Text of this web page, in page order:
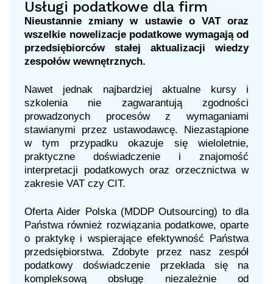
Usługi podatkowe dla firm
Nieustannie zmiany w ustawie o VAT oraz
wszelkie nowelizacje podatkowe wymagają od
przedsiębiorców stałej aktualizacji wiedzy
zespołów wewnętrznych.
Nawet jednak najbardziej aktualne kursy i
szkolenia nie zagwarantują zgodności
prowadzonych procesów z wymaganiami
stawianymi przez ustawodawcę. Niezastąpione
w tym przypadku okazuje się wieloletnie,
praktyczne doświadczenie i znajomość
interpretacji podatkowych oraz orzecznictwa w
zakresie VAT czy CIT.
Oferta Aider Polska (MDDP Outsourcing) to dla
Państwa również rozwiązania podatkowe, oparte
o praktykę i wspierające efektywność Państwa
przedsiębiorstwa. Zdobyte przez nasz zespół
podatkowy doświadczenie przekłada się na
kompleksową obsługę niezależnie od